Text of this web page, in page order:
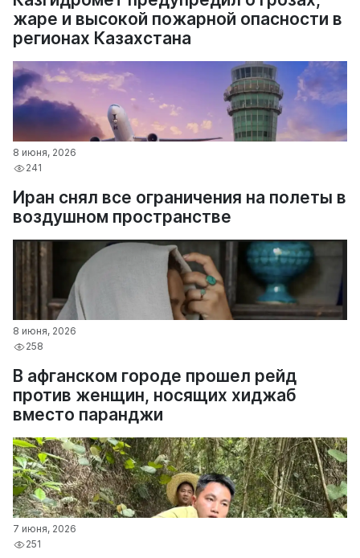
жаре и высокой пожарной опасности в
регионах Казахстана
8 июня, 2026
241
Иран снял все ограничения на полеты в
воздушном пространстве
8 июня, 2026
258
В афганском городе прошел рейд
против женщин, носящих хиджаб
вместо паранджи
7 июня, 2026
251